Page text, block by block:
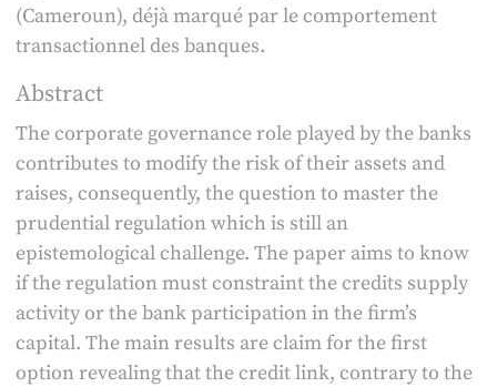
(Cameroun), déjà marqué par le comportement
transactionnel des banques.
Abstract
The corporate governance role played by the banks
contributes to modify the risk of their assets and
raises, consequently, the question to master the
prudential regulation which is still an
epistemological challenge. The paper aims to know
if the regulation must constraint the credits supply
activity or the bank participation in the firm’s
capital. The main results are claim for the first
option revealing that the credit link, contrary to the